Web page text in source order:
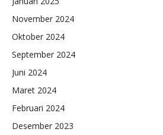
November 2024
Oktober 2024
September 2024
Juni 2024
Maret 2024
Februari 2024
Desember 2023